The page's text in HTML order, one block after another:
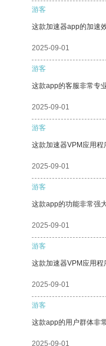
游客
这款加速器app的加速
2025-09-01
游客
这款app的客服非常专
2025-09-01
游客
这款加速器VPM应用程
2025-09-01
游客
这款app的功能非常强
2025-09-01
游客
这款加速器VPM应用程
2025-09-01
游客
这款app的用户群体非
2025-09-01